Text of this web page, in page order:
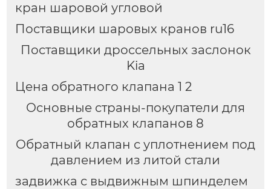
кран шаровой угловой
Поставщики шаровых кранов ru16
Поставщики дроссельных заслонок
Kia
Цена обратного клапана 1 2
Основные страны-покупатели для
обратных клапанов 8
Обратный клапан с уплотнением под
давлением из литой стали
задвижка с выдвижным шпинделем